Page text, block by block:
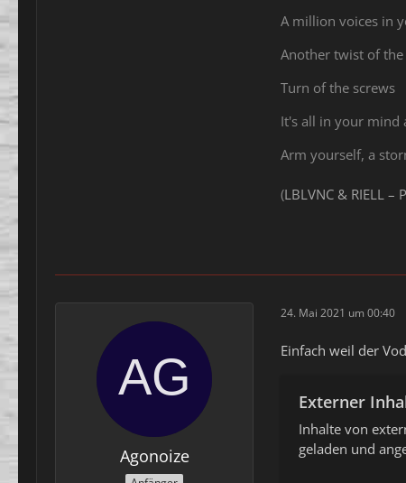
A million voices in
Another twist of
Turn of the screws
It's all in your mind
Arm yourself, a
(LBLVNC & RIELL –
Agonoize
24. Mai 2021 um 00:40
Einfach weil der
Externer
Inhalte von
geladen und